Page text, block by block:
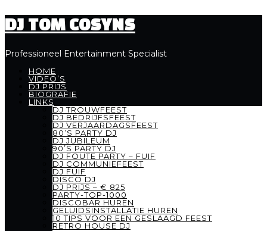
DJ TOM COSYNS
Professioneel Entertainment Specialist
HOME
VIDEO’S
DJ PRIJS
BIOGRAFIE
LINKS
DJ TROUWFEEST
DJ BEDRIJFSFEEST
DJ VERJAARDAGSFEEST
80’S PARTY DJ
DJ JUBILEUM
90’S PARTY DJ
DJ FOUTE PARTY – FUIF
DJ COMMUNIEFEEST
DJ FUIF
DISCO DJ
DJ PRIJS – € 825
PARTY-TOP-1000
DISCOBAR HUREN
GELUIDSINSTALLATIE HUREN
10 TIPS VOOR EEN GESLAAGD FEEST
RETRO HOUSE DJ